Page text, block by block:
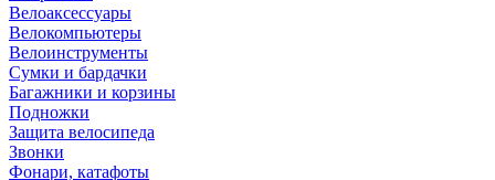
Велоаксессуары
Велокомпьютеры
Велоинструменты
Сумки и бардачки
Багажники и корзины
Подножки
Защита велосипеда
Звонки
Фонари, катафоты